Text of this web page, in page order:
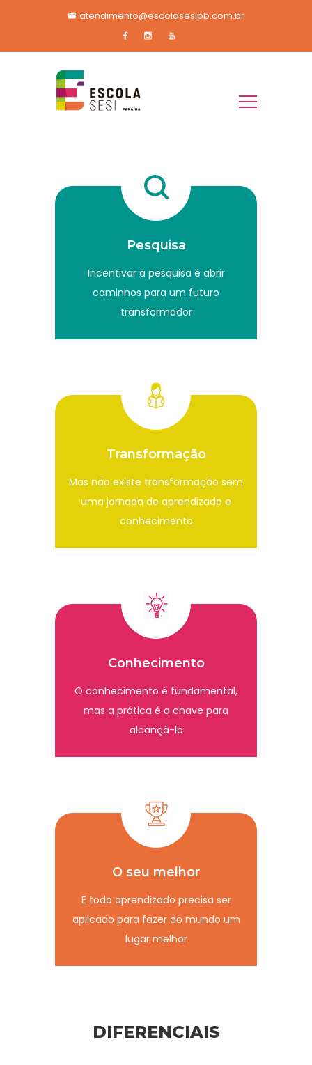
atendimento@escolasesipb.com.br
Pesquisa
Incentivar a pesquisa é abrir
caminhos para um futuro
transformador
Transformação
Mas não existe transformação sem
uma jornada de aprendizado e
conhecimento
Conhecimento
O conhecimento é fundamental,
mas a prática é a chave para
alcançá-lo
O seu melhor
E todo aprendizado precisa ser
aplicado para fazer do mundo um
lugar melhor
DIFERENCIAIS